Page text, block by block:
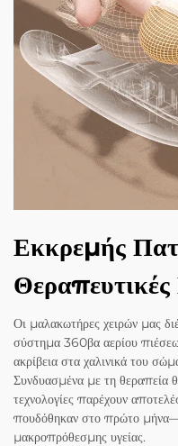
Εκκρεμής
Θεραπευτικές
Οι μαλακωτήρες χειρών μας
σύστημα 360βα αερίου
ακρίβεια στα χαλινικά του
Συνδυασμένα με τη θεραπεία
τεχνολογίες παρέχουν
πουδόθηκαν στο πρώτο
μακροπρόθεσμης υγείας.